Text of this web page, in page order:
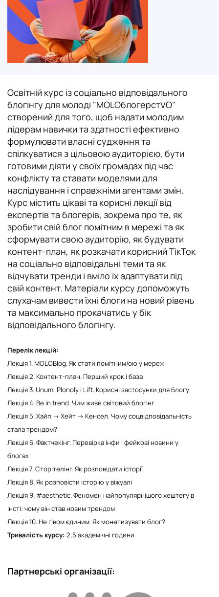
Львів
Маріуполь
Миколаїв
Ніжин
Нова Одеса
Одеса
Полтава
Сміла
Тернопіль
Фастів
Херсон
Хмельницький
Чернівці
Освітній курс із соціально відповідального
блогінгу для молоді "МОLOблогерстVO"
створений для того, щоб надати молодим
лідерам навички та здатності ефективно
формулювати власні судження та
спілкуватися з цільовою аудиторією, бути
готовими діяти у своїх громадах під час
конфлікту та ставати моделями для
наслідування і справжніми агентами змін.
Курс містить цікаві та корисні лекції від
експертів та блогерів, зокрема про те, як
зробити свій блог помітним в мережі та як
сформувати свою аудиторію, як будувати
контент-план, як розкачати корисний ТікТок
на соціально відповідальні теми та як
відчувати тренди і вміло їх адаптувати під
свій контент. Матеріали курсу допоможуть
слухачам вивести їхні блоги на новий рівень
та максимально прокачатись у бік
відповідального блогінгу.
Перелік лекцій:
Лекція 1. MOLOBlog. Як стати помітним/ою у мережі
Лекція 2. Контент-план. Перший крок і база
Лекція 3. Unum, Plonoly i Lift. Корисні застосунки для блогу
Лекція 4. Be in trend. Чим живе світовий блогінг
Лекція 5. Хайп -> Хейт -> Кенсел. Чому соцвідповідальність
стала трендом?
Лекція 6. Фактчекінг. Перевірка інфи і фейкові новини у
блогах
Лекція 7. Сторітелінг. Як розповідати історії
Лекція 8. Як розповісти історію у віжуалі
Лекція 9. #aesthetic. Феномен найпопулярнішого хештегу в
інсті: чому він став новим трендом
Лекція 10. Не ґівом єдиним. Як монетизувати блог?
Тривалість курсу: 2,5 академічні години
Партнерські організації: